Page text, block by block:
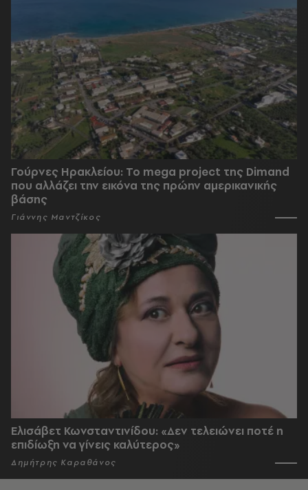
Γούρνες Ηρακλείου: To mega project της Dimand
που αλλάζει την εικόνα της πρώην αμερικανικής
βάσης
Γιάννης Μαντζίκος
Ελισάβετ Κωνσταντινίδου: «Δεν τελειώνει ποτέ η
επιδίωξη να γίνεις καλύτερος»
Δημήτρης Καραθάνος